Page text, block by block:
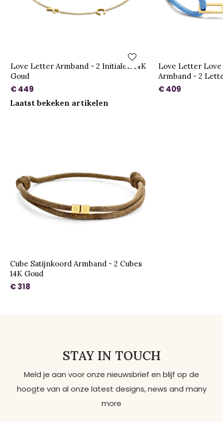
Love Letter Armband - 2 Initialen 14K
Goud
€ 449
Love Letter
Armband - 2
€ 409
Laatst bekeken artikelen
Cube Satijnkoord Armband - 2 Cubes
14K Goud
€ 318
STAY IN TOUCH
Meld je aan voor onze nieuwsbrief en blijf op de
hoogte van al onze latest designs, news and many
more